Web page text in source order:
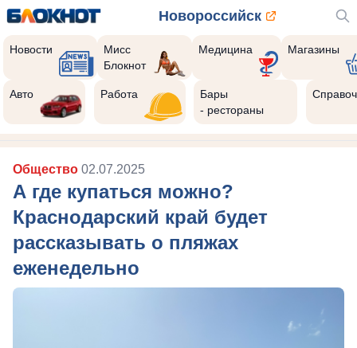
Новороссийск
Новости
Мисс
Блокнот
Медицина Магазины
Авто Работа
Бары
- рестораны
Общество 02.07.2025
А где купаться можно?
Краснодарский край будет
рассказывать о пляжах
еженедельно